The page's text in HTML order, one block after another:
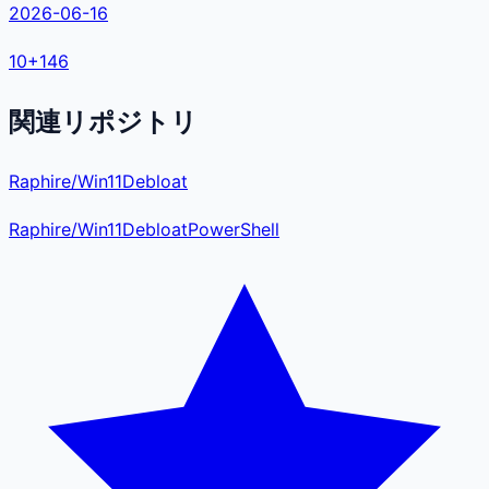
2026-06-16
10+146
関連リポジトリ
Raphire/Win11Debloat
Raphire/Win11DebloatPowerShell